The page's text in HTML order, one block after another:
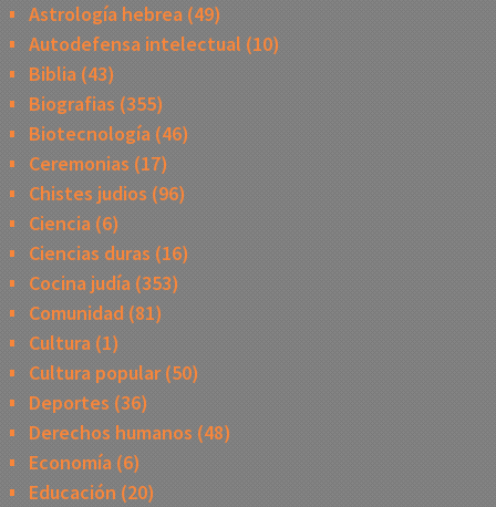
Astrología hebrea(49)
Autodefensa intelectual (10)
Biblia(43)
Biografias (355)
Biotecnología(46)
Ceremonias (17)
Chistes judios (96)
Ciencia(6)
Ciencias duras (16)
Cocina judía(353)
Comunidad(81)
Cultura(1)
Cultura popular(50)
Deportes (36)
Derechos humanos (48)
Economía(6)
Educación (20)